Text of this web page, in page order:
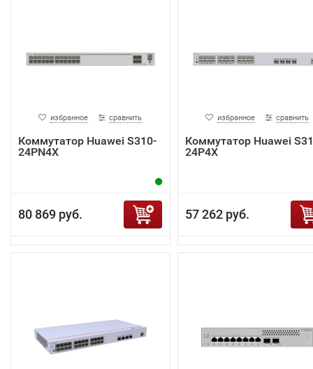
избранное сравнить
Коммутатор Huawei S310-
24PN4X
80 869 руб.
избранное сравнить
Коммутатор Huawei
24P4X
57 262 руб.